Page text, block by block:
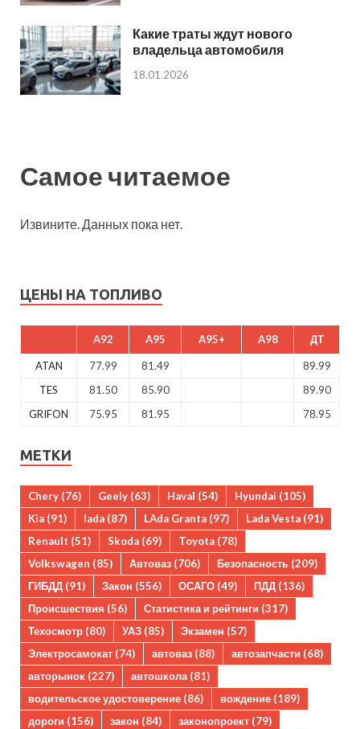
Какие траты ждут нового
владельца автомобиля
18.01.2026
Самое читаемое
Извините. Данных пока нет.
ЦЕНЫ НА ТОПЛИВО
A92 A95 A95+ A98 ДТ
ATAN 77.99 81.49
89.99
TES
81.50 85.90
89.90
GRIFON
75.95 81.95 78.95
МЕТКИ
Chery (76) Geely (63) Haval (54) Hyundai (105)
Kia (91) lada (87) LAda Granta (97) Lada Vesta (91)
Renault (51) Skoda (69) Toyota (78)
Volkswagen (85) Автоваз (706) Безопасность (209)
ГИБДД (91) Закон (556) ОСАГО (49) ПДД (136)
Происшествия (56) Статистика и рейтинги (317)
Техосмотр (80) УАЗ (85) Экзамен (57)
Электросамокат (74) автоваз (88) автозапчасти (68)
авторынок (227) автошкола(81)
водительское удостоверение (86) вождение (189)
дороги (156) закон (84) законопроект (79)